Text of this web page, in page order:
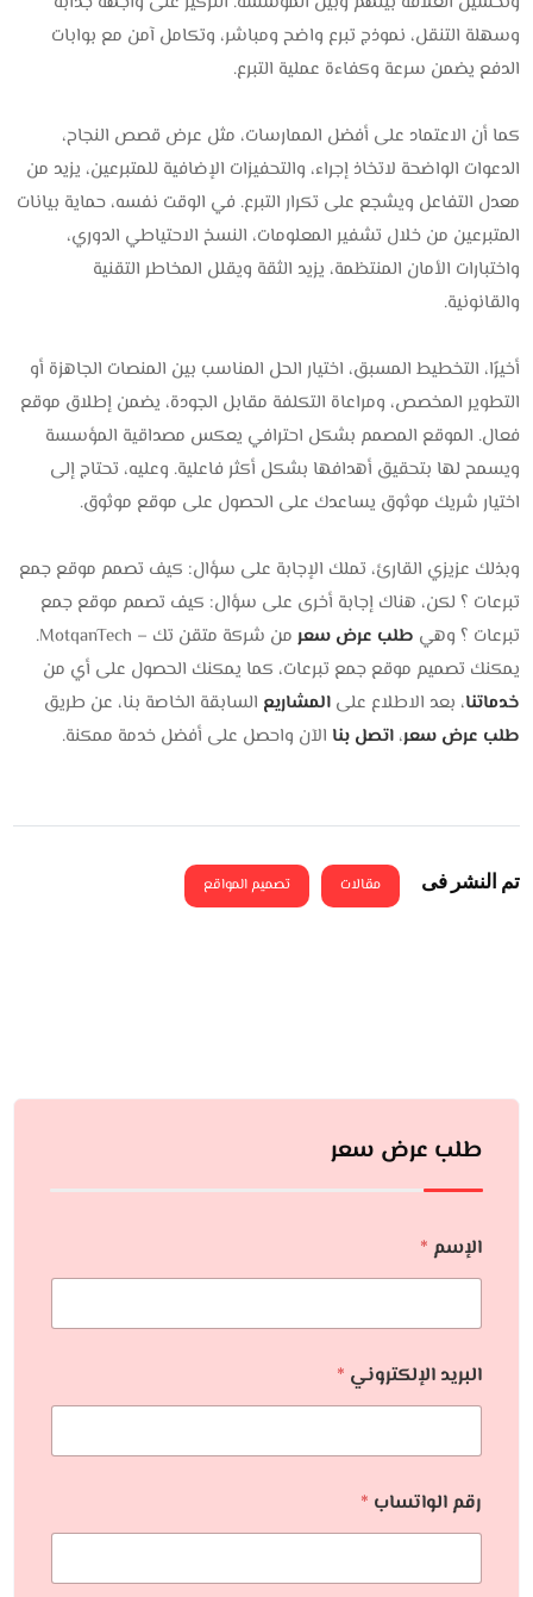
وسهلة التنقل، نموذج تبرع واضح ومباشر، وتكامل آمن مع بوابات
الدفع يضمن سرعة وكفاءة عملية التبرع.
كما أن الاعتماد على أفضل الممارسات، مثل عرض قصص النجاح،
الدعوات الواضحة لاتخاذ إجراء، والتحفيزات الإضافية للمتبرعين، يزيد من
معدل التفاعل ويشجع على تكرار التبرع. في الوقت نفسه، حماية بيانات
المتبرعين من خلال تشفير المعلومات، النسخ الاحتياطي الدوري،
واختبارات الأمان المنتظمة، يزيد الثقة ويقلل المخاطر التقنية
والقانونية.
أخيرًا، التخطيط المسبق، اختيار الحل المناسب بين المنصات الجاهزة أو
التطوير المخصص، ومراعاة التكلفة مقابل الجودة، يضمن إطلاق موقع
فعال. الموقع المصمم بشكل احترافي يعكس مصداقية المؤسسة
ويسمح لها بتحقيق أهدافها بشكل أكثر فاعلية. وعليه، تحتاج إلى
اختيار شريك موثوق يساعدك على الحصول على موقع موثوق.
وبذلك عزيزي القارئ، تملك الإجابة على سؤال: كيف تصمم موقع جمع
تبرعات ؟ لكن، هناك إجابة أخرى على سؤال: كيف تصمم موقع جمع
تبرعات ؟ وهي طلب عرض سعر
من شركة متقن تك – MotqanTech.
يمكنك تصميم موقع جمع تبرعات، كما يمكنك الحصول على أي من
خدماتنا، بعد الاطلاع علىالمشاريع السابقة الخاصة بنا، عن طريق
طلب عرض سعر،اتصل بنا الآن واحصل على أفضل خدمة ممكنة.
تم النشر فى مقالات تصميم المواقع
طلب عرض سعر
الإسم *
البريد الإلكتروني *
رقم الواتساب *